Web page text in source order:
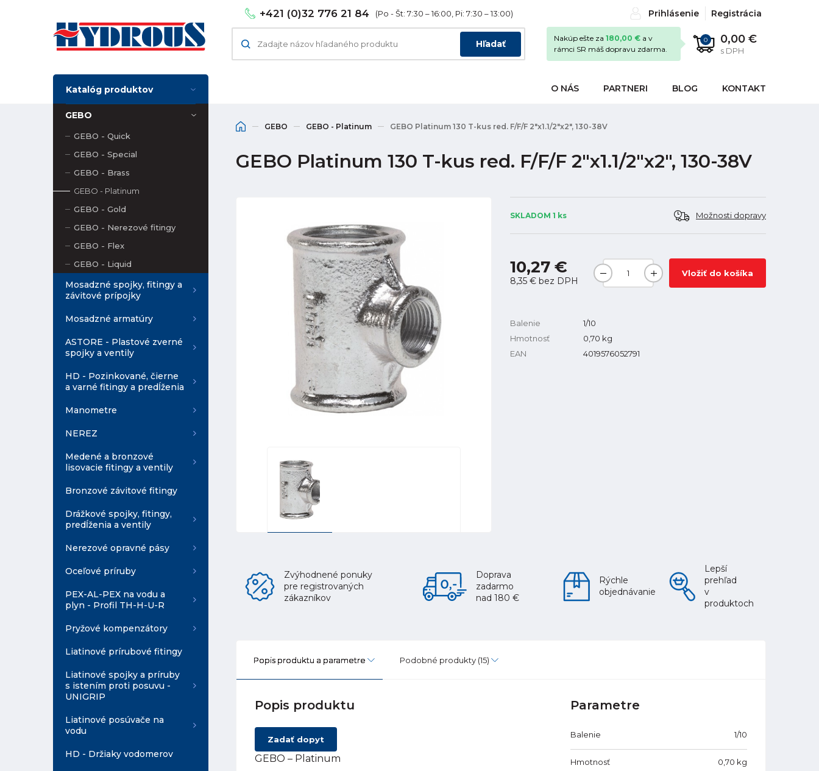
+421 (0)32 776 21 84 (Po - Št: 7:30 – 16:00, Pi: 7:30 – 13:00) Prihlásenie Registrácia
Hľadať 0 0,00 €
s DPH
Nakúp ešte za 180,00 € a v
rámci SR máš dopravu zdarma.
O NÁS PARTNERI BLOG KONTAKT
Katalóg produktov
GEBO
GEBO - Quick
GEBO - Special
GEBO - Brass
GEBO - Platinum
GEBO - Gold
GEBO - Nerezové fitingy
GEBO - Flex
GEBO - Liquid
Mosadzné spojky, fitingy a
závitové prípojky
Mosadzné armatúry
ASTORE - Plastové zverné
spojky a ventily
HD - Pozinkované, čierne
a varné fitingy a predĺženia
Manometre
NEREZ
Medené a bronzové
lisovacie fitingy a ventily
Bronzové závitové fitingy
Drážkové spojky, fitingy,
predĺženia a ventily
Nerezové opravné pásy
Oceľové príruby
PEX-AL-PEX na vodu a
plyn - Profil TH-H-U-R
Pryžové kompenzátory
Liatinové prírubové fitingy
Liatinové spojky a príruby
s istením proti posuvu -
UNIGRIP
Liatinové posúvače na
vodu
HD - Držiaky vodomerov
GEBO GEBO - Platinum GEBO Platinum 130 T-kus red. F/F/F 2"x1.1/2"x2", 130-38V
GEBO Platinum 130 T-kus red. F/F/F 2"x1.1/2"x2", 130-38V
SKLADOM 1 ks Možnosti dopravy
10,27 €
8,35 € bez DPH
Vložiť do košíka
Balenie
1/10
Hmotnosť
0,70 kg
EAN
4019576052791
Zvýhodnené ponuky
pre registrovaných
zákazníkov
Doprava
zadarmo
nad 180 €
Rýchle
objednávanie
Lepší
prehľad
v
produktoch
Popis produktu a parametre Podobné produkty (15)
Popis produktu
Zadať dopyt
GEBO – Platinum
Parametre
Balenie 1/10
Hmotnosť 0,70 kg